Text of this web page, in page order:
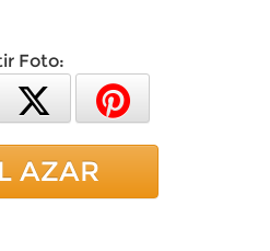
Foto:
AZAR